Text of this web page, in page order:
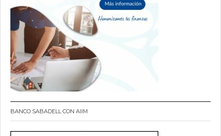
BANCO SABADELL CON AIIM